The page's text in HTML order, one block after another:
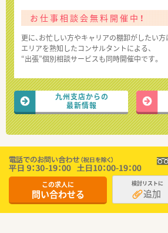
お仕事相談会無料開催中！
更に、お忙しい方やキャリアの棚卸がしたい
エリアを熟知したコンサルタントによる、
“出張”個別相談サービスも同時開催中です。
九州支店からの
最新情報
この求人に
問い合わせる
検討リストに
追加